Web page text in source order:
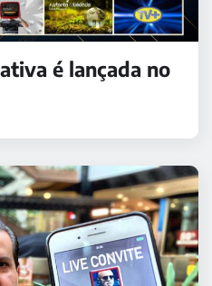
é lançada no